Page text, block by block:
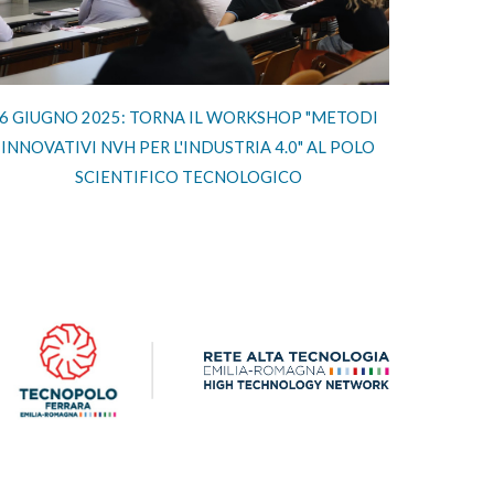
GIUGNO 2025: TORNA IL WORKSHOP "METODI
INNOVATIVI NVH PER L'INDUSTRIA 4.0" AL POLO
SCIENTIFICO TECNOLOGICO